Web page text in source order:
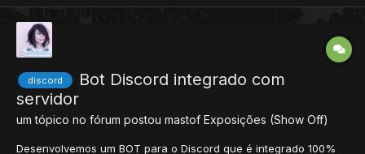
discord
Bot Discord integrado com
servidor
um tópico no fórum postou mastof Exposições (Show Off)
Desenvolvemos um BOT para o Discord que é integrado 100%